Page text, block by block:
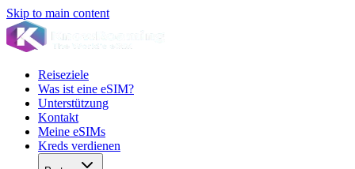
Skip to main content
Reiseziele
Was ist eine eSIM?
Unterstützung
Kontakt
Meine eSIMs
Kreds verdienen